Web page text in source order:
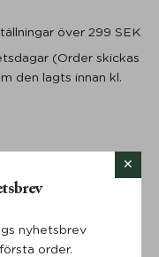
över 299 SEK
(Order skickas
den lagts innan kl.
nyhetsbrev
order.